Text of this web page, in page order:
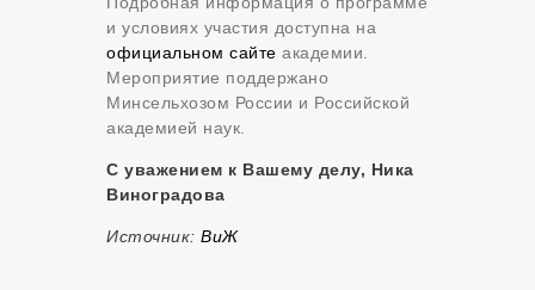
и условиях участия доступна на
официальном сайте академии.
Мероприятие поддержано
Минсельхозом России и Российской
академией наук.
С уважением к Вашему делу, Ника
Виноградова
Источник: ВиЖ